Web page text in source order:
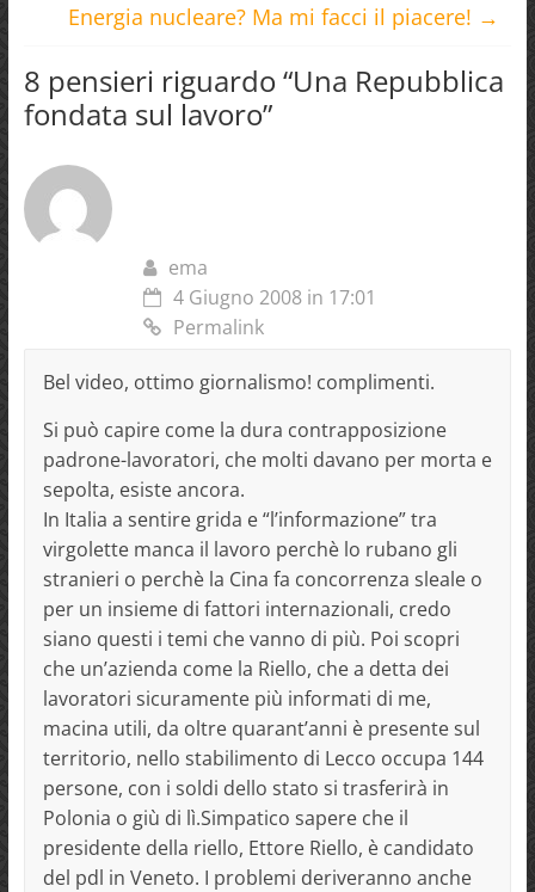
Energia nucleare? Ma mi facci il piacere! →
8 pensieri riguardo “Una Repubblica
fondata sul lavoro”
ema
4 Giugno 2008 in 17:01
Permalink
Bel video, ottimo giornalismo! complimenti.
Si può capire come la dura contrapposizione
padrone-lavoratori, che molti davano per morta e
sepolta, esiste ancora.
In Italia a sentire grida e “l’informazione” tra
virgolette manca il lavoro perchè lo rubano gli
stranieri o perchè la Cina fa concorrenza sleale o
per un insieme di fattori internazionali, credo
siano questi i temi che vanno di più. Poi scopri
che un’azienda come la Riello, che a detta dei
lavoratori sicuramente più informati di me,
macina utili, da oltre quarant’anni è presente sul
territorio, nello stabilimento di Lecco occupa 144
persone, con i soldi dello stato si trasferirà in
Polonia o giù di lì.Simpatico sapere che il
presidente della riello, Ettore Riello, è candidato
del pdl in Veneto. I problemi deriveranno anche